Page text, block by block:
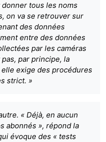
tous les noms
on va se retrouver sur
des données
entre des données
par les caméras
par principe, la
exige des procédures
strict. »
« Déjà, en aucun
abonnés », répond la
évoque des « tests